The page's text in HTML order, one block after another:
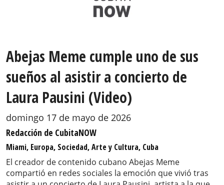
Abejas Meme cumple uno de sus
sueños al asistir a concierto de
Laura Pausini (Video)
domingo 17 de mayo de 2026
Redacción de CubitaNOW
Miami, Europa, Sociedad, Arte y Cultura, Cuba
El creador de contenido cubano Abejas Meme
compartió en redes sociales la emoción que vivió tras